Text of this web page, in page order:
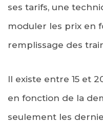
ses tarifs, une
moduler les prix en
remplissage des
Il existe entre 15 et
en fonction de la
seulement les